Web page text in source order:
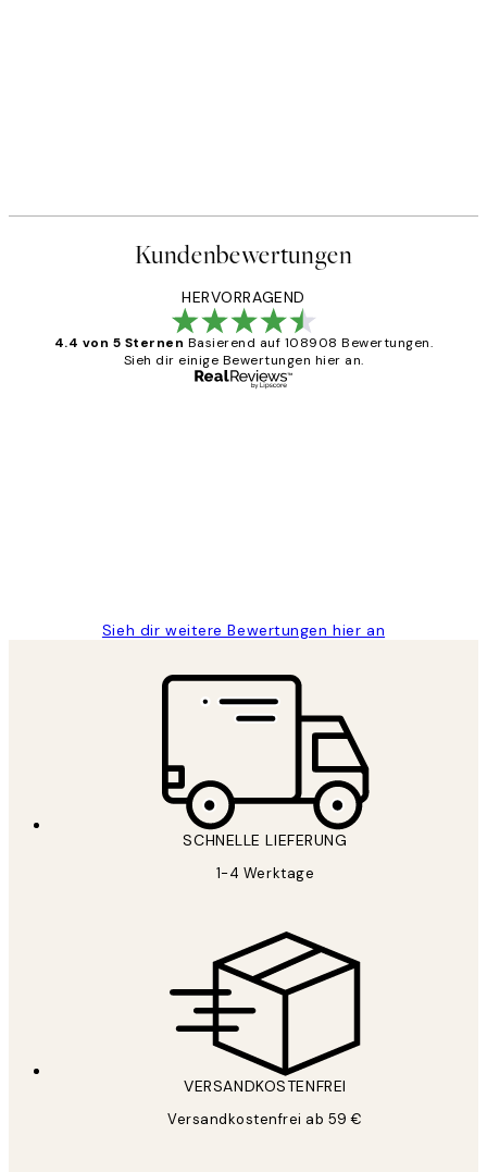
Kundenbewertungen
HERVORRAGEND
4.4 von 5 Sternen Basierend auf 108908 Bewertungen.
Sieh dir einige Bewertungen hier an.
Sieh dir weitere Bewertungen hier an
SCHNELLE LIEFERUNG
1-4 Werktage
VERSANDKOSTENFREI
Versandkostenfrei ab 59 €